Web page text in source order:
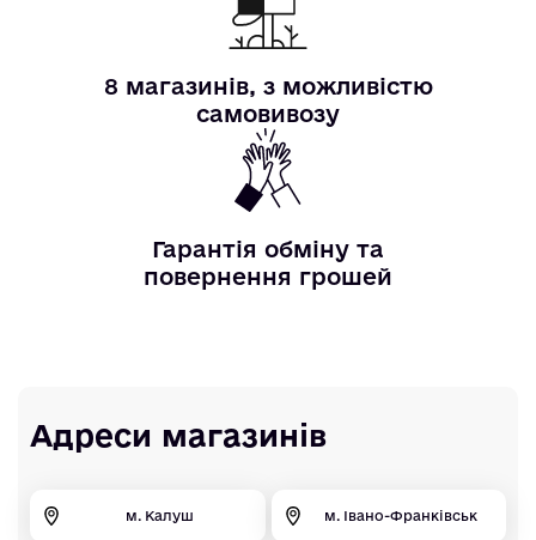
8 магазинів, з можливістю
самовивозу
Гарантія обміну та
повернення грошей
Адреси магазинів
м. Калуш м. Івано-Франківськ